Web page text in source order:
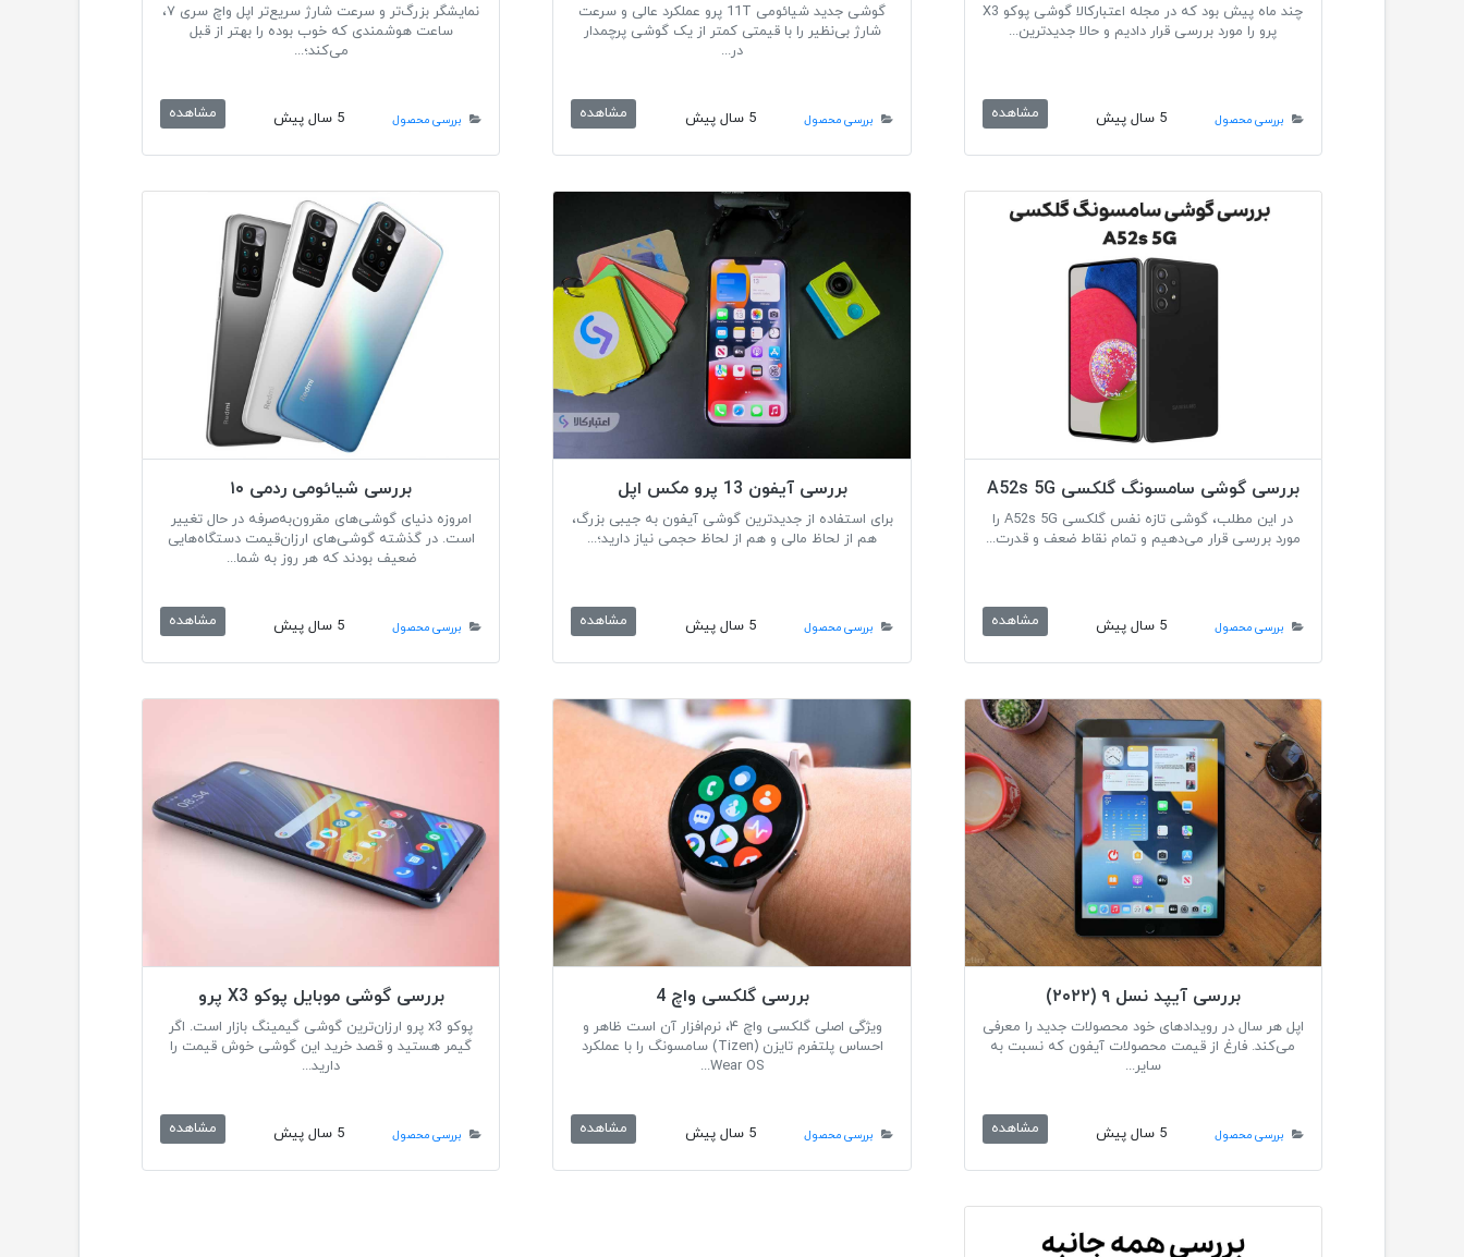
چند ماه پیش بود که در مجله اعتبارکالا گوشی پوکو X3
پرو را مورد بررسی قرار دادیم و حالا جدیدترین...
بررسی محصول 5 سال پیش مشاهده
گوشی جدید شیائومی 11T پرو عملکرد عالی و سرعت
شارژ بی‌نظیر را با قیمتی کمتر از یک گوشی پرچمدار
در...
بررسی محصول 5 سال پیش مشاهده
نمایشگر بزرگ‌تر و سرعت شارژ سریع‌تر اپل واچ سری ۷،
ساعت هوشمندی که خوب بوده را بهتر از قبل
می‌کند؛...
بررسی محصول 5 سال پیش مشاهده
بررسی گوشی سامسونگ گلکسی A52s 5G
در این مطلب، گوشی تازه نفس گلکسی A52s 5G را
مورد بررسی قرار می‌دهیم و تمام نقاط ضعف و قدرت...
بررسی محصول 5 سال پیش مشاهده
بررسی آیفون 13 پرو مکس اپل
برای استفاده از جدیدترین گوشی آیفون به جیبی بزرگ،
هم از لحاظ مالی و هم از لحاظ حجمی نیاز دارید؛...
بررسی محصول 5 سال پیش مشاهده
بررسی شیائومی ردمی ۱۰
امروزه دنیای گوشی‌های مقرون‌به‌صرفه در حال تغییر
است. در گذشته گوشی‌های ارزان‌قیمت دستگاه‌هایی
ضعیف بودند که هر روز به شما...
بررسی محصول 5 سال پیش مشاهده
بررسی آیپد نسل ۹ (۲۰۲۲)
اپل هر سال در رویدادهای خود محصولات جدید را معرفی
می‌کند. فارغ از قیمت محصولات آیفون که نسبت به
سایر...
بررسی محصول 5 سال پیش مشاهده
بررسی گلکسی واچ 4
ویژگی اصلی گلکسی واچ ۴، نرم‌افزار آن است ظاهر و
احساس پلتفرم تایزن (Tizen) سامسونگ را با عملکرد
Wear OS...
بررسی محصول 5 سال پیش مشاهده
بررسی گوشی موبایل پوکو X3 پرو
پوکو x3 پرو ارزان‌ترین گوشی گیمینگ بازار است. اگر
گیمر هستید و قصد خرید این گوشی خوش قیمت را
دارید...
بررسی محصول 5 سال پیش مشاهده